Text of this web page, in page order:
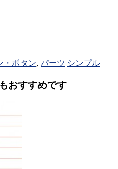
・ボタン, パーツ シンプル
おすすめです